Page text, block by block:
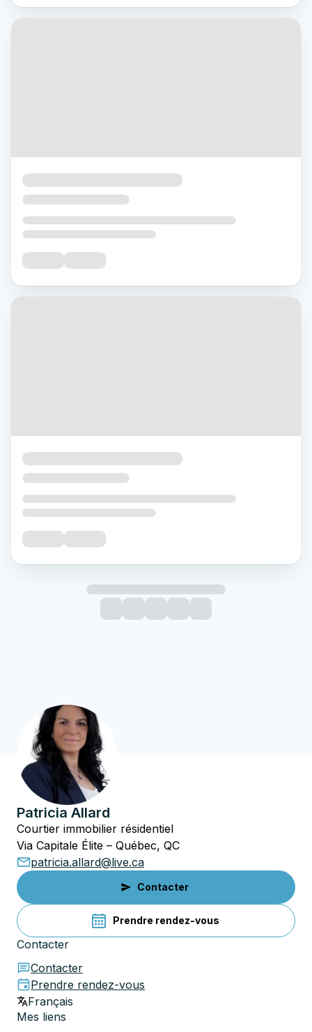
Patricia Allard
Courtier immobilier résidentiel
Via Capitale Élite – Québec, QC
patricia.allard@live.ca
Contacter
Prendre rendez-vous
Contacter
Contacter
Prendre rendez-vous
Français
Mes liens